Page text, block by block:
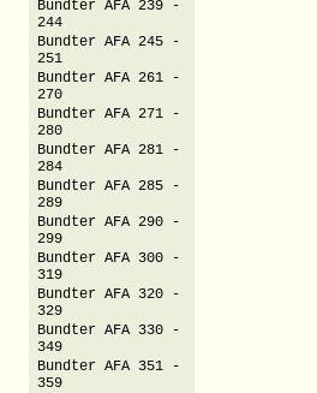
Bundter AFA 239 -
244
Bundter AFA 245 -
251
Bundter AFA 261 -
270
Bundter AFA 271 -
280
Bundter AFA 281 -
284
Bundter AFA 285 -
289
Bundter AFA 290 -
299
Bundter AFA 300 -
319
Bundter AFA 320 -
329
Bundter AFA 330 -
349
Bundter AFA 351 -
359